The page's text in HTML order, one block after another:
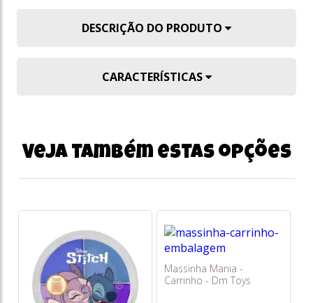
DESCRIÇÃO DO PRODUTO
CARACTERÍSTICAS
Veja também estas opções
Massinha Mania -
Carrinho - Dm Toys